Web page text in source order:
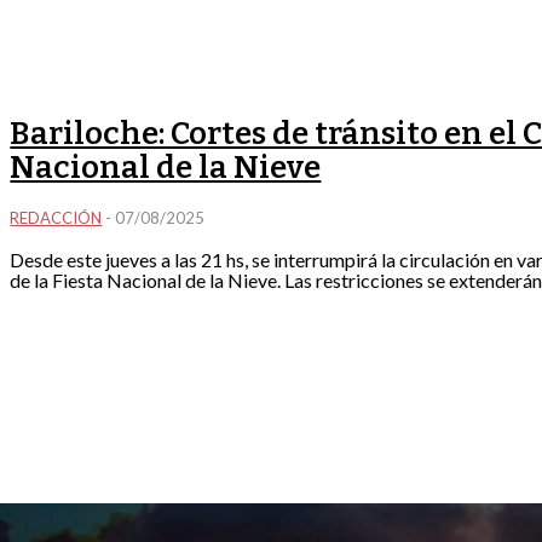
Bariloche: Cortes de tránsito en el
Nacional de la Nieve
REDACCIÓN - 07/08/2025
Desde este jueves a las 21 hs, se interrumpirá la circulación en
de la Fiesta Nacional de la Nieve. Las restricciones se